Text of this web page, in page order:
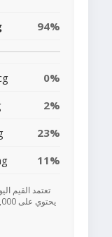
94%
0%
2%
23%
11%